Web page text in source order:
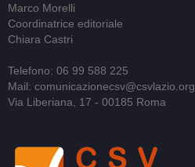
Marco Morelli
Coordinatrice editoriale
Chiara Castri
Telefono: 06 99 588 225
Mail: comunicazionecsv@csvlazio.org
Via Liberiana, 17 - 00185 Roma